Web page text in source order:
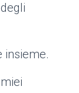
insieme.